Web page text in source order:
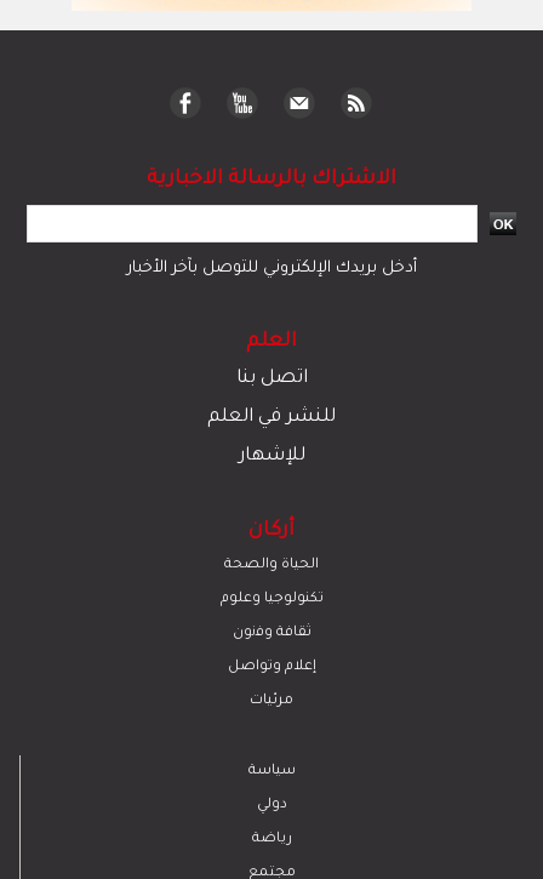
الاشتراك بالرسالة الاخبارية
أدخل بريدك الإلكتروني للتوصل بآخر الأخبار
العلم
اتصل بنا
للنشر في العلم
للإشهار
أركان
الحياة والصحة
تكنولوجيا وعلوم
ﺛﻘﺎﻓﺔ وﻓﻧون
إعلام وتواصل
مرئيات
سياسة
دولي
رياضة
مجتمع